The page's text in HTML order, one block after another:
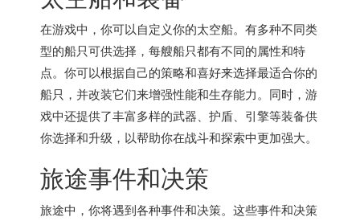
在游戏中，你可以自定义你的太空船。有多种不同类
型的船只可供选择，每艘船只都有不同的属性和特
点。你可以根据自己的策略和喜好来选择最适合你的
船只，并改装它们来增强性能和生存能力。同时，游
戏中还提供了丰富多样的武器、护盾、引擎等装备供
你选择和升级，以帮助你在战斗和探索中更加强大。
旅途事件和决策
旅途中，你将遇到各种事件和决策。这些事件和决策